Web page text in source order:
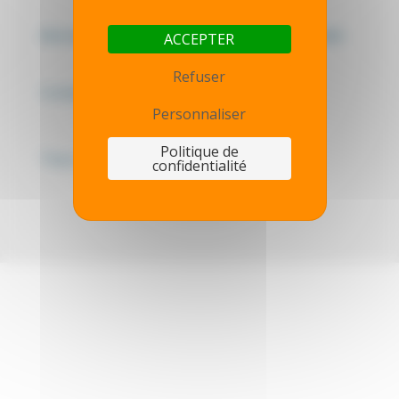
Mentions légales - Politique de confidentialité
ACCEPTER
Refuser
Personnaliser
Politique de
confidentialité